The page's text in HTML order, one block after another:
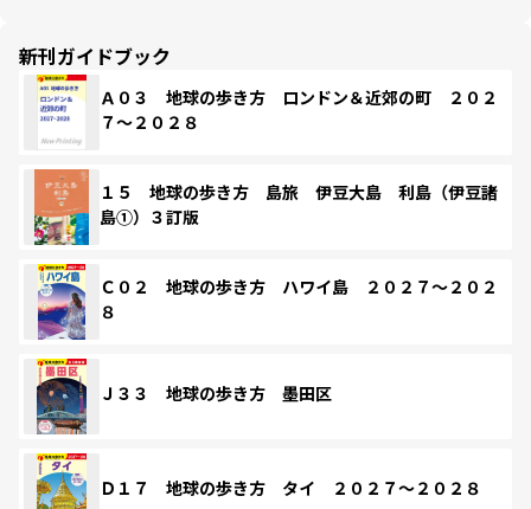
新刊ガイドブック
Ａ０３ 地球の歩き方 ロンドン＆近郊の町 ２０２
７～２０２８
１５ 地球の歩き方 島旅 伊豆大島 利島（伊豆諸
島①）３訂版
Ｃ０２ 地球の歩き方 ハワイ島 ２０２７～２０２
８
Ｊ３３ 地球の歩き方 墨田区
Ｄ１７ 地球の歩き方 タイ ２０２７～２０２８